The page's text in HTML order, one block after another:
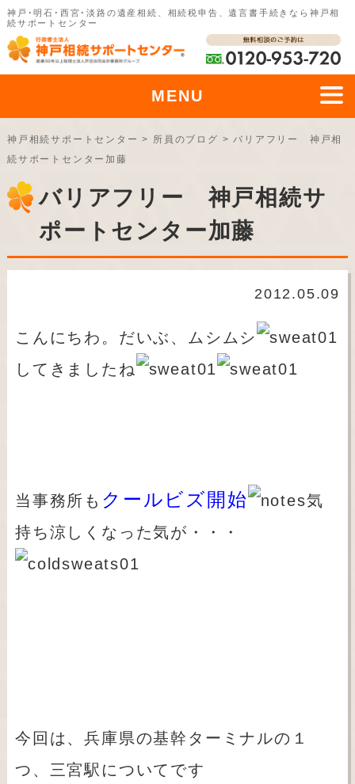
神戸･明石･西宮･淡路の遺産相続、相続税申告、遺言書手続きなら神戸相
続サポートセンター
MENU
神戸相続サポートセンター > 所員のブログ >バリアフリー 神戸相
続サポートセンター加藤
バリアフリー 神戸相続サ
ポートセンター加藤
2012.05.09
こんにちわ。だいぶ、ムシムシ
してきましたね
当事務所も クールビズ開始
気
持ち涼しくなった気が・・・
今回は、兵庫県の基幹ターミナルの１
つ、三宮駅についてです